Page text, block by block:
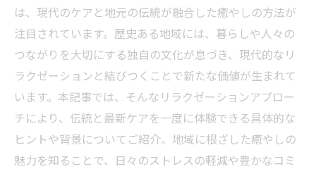
は、現代のケアと地元の伝統が融合した癒やしの方法が
注目されています。歴史ある地域には、暮らしや人々の
つながりを大切にする独自の文化が息づき、現代的なリ
ラクゼーションと結びつくことで新たな価値が生まれて
います。本記事では、そんなリラクゼーションアプロー
チにより、伝統と最新ケアを一度に体験できる具体的な
ヒントや背景についてご紹介。地域に根ざした癒やしの
魅力を知ることで、日々のストレスの軽減や豊かなコミ